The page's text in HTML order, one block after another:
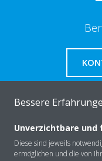
Über Daikin
Bessere
Unverzichtbare und
Diese sind jeweils
ermöglichen und die von